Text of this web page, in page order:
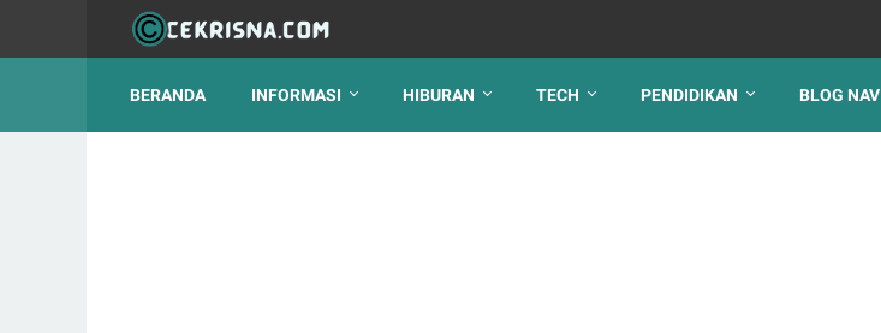
BERANDA INFORMASI HIBURAN TECH PENDIDIKAN BLOG NAV